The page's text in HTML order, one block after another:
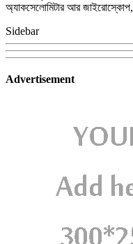
অ্যাকসেলোমিটার আর জাইরোস্কোপ,
Sidebar
Advertisement